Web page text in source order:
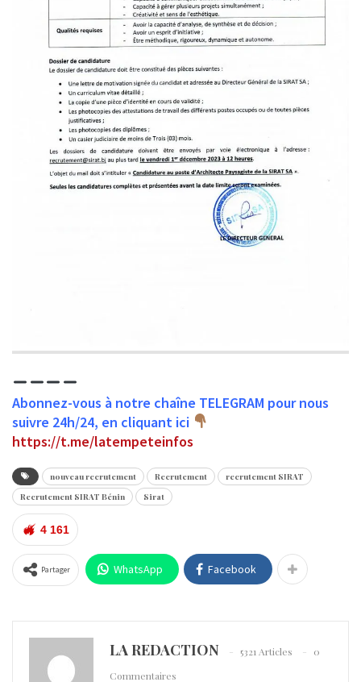
Abonnez-vous à notre chaîne TELEGRAM pour nous
suivre 24h/24, en cliquant ici
https://t.me/latempeteinfos
nouveau recrutement Recrutement
recrutement SIRAT
Recrutement SIRAT Bénin
Sirat
4 161
Partager WhatsApp Facebook
LA REDACTION 5321 Articles
0
Commentaires